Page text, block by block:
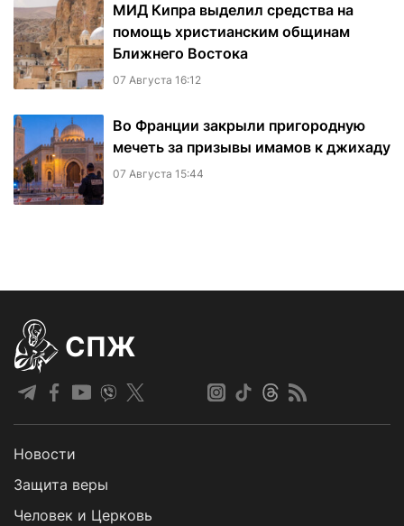
МИД Кипра выделил средства на
помощь христианским общинам
Ближнего Востока
07 Августа 16:12
Во Франции закрыли пригородную
мечеть за призывы имамов к джихаду
07 Августа 15:44
СПЖ
Новости
Защита веры
Человек и Церковь